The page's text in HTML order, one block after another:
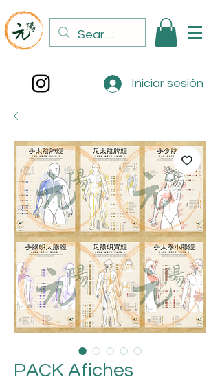
Iniciar sesión
PACK Afiches